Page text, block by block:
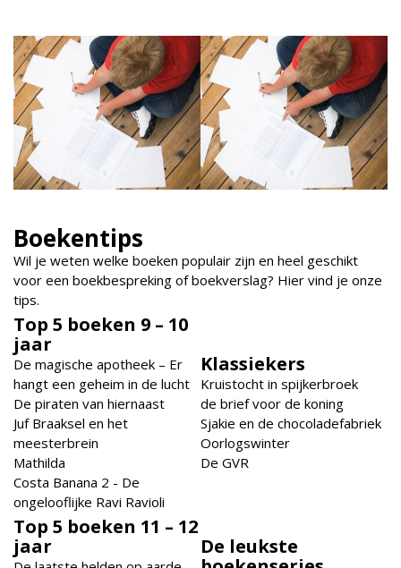
Boekentips
Wil je weten welke boeken populair zijn en heel geschikt
voor een boekbespreking of boekverslag? Hier vind je onze
tips.
Top 5 boeken 9 – 10
jaar
De magische apotheek – Er
hangt een geheim in de lucht
De piraten van hiernaast
Juf Braaksel en het
meesterbrein
Mathilda
Costa Banana 2 - De
ongelooflijke Ravi Ravioli
Klassiekers
Kruistocht in spijkerbroek
de brief voor de koning
Sjakie en de chocoladefabriek
Oorlogswinter
De GVR
Top 5 boeken 11 – 12
jaar
De leukste